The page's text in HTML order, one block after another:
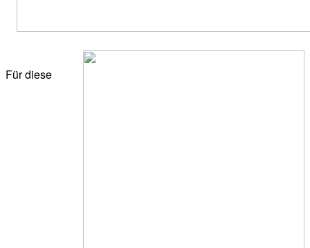
Für diese